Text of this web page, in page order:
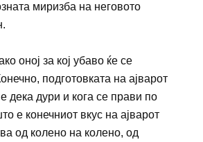
миризба на неговото
оној за кој убаво ќе се
подготовката на ајварот
дека дури и кога се прави по
е конечниот вкус на ајварот
од колено на колено, од